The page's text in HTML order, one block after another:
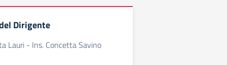
Dirigente
Lauri - Ins. Concetta Savino